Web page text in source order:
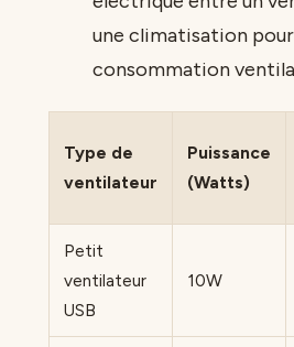
une climatisation
consommation
Type de
ventilateur
Puissance
(Watts)
Petit
ventilateur
USB
10W